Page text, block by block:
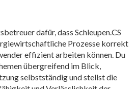
dafür, dass Schleupen.CS
Prozesse korrekt
effizient arbeiten können. Du
übergreifend im Blick,
selbstständig und stellst die